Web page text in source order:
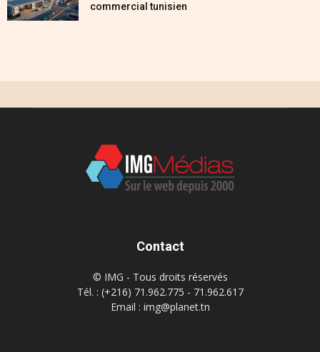
commercial tunisien
Contact
© IMG - Tous droits réservés
Tél. : (+216) 71.962.775 - 71.962.617
Email : img@planet.tn